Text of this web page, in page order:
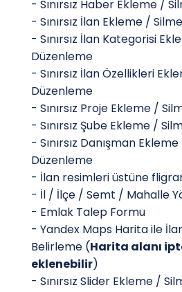
- Sınırsız Haber Ekleme /
- Sınırsız İlan Ekleme /
- Sınırsız İlan Kategorisi
Düzenleme
- Sınırsız İlan Özellikleri
Düzenleme
- Sınırsız Proje Ekleme /
- Sınırsız Şube Ekleme /
- Sınırsız Danışman
Düzenleme
- İlan resimleri üstüne
- İl / İlçe / Semt / Mahalle
- Emlak Talep Formu
- Yandex Maps Harita ile
Belirleme (Harita alanı
eklenebilir)
- Sınırsız Slider Ekleme /